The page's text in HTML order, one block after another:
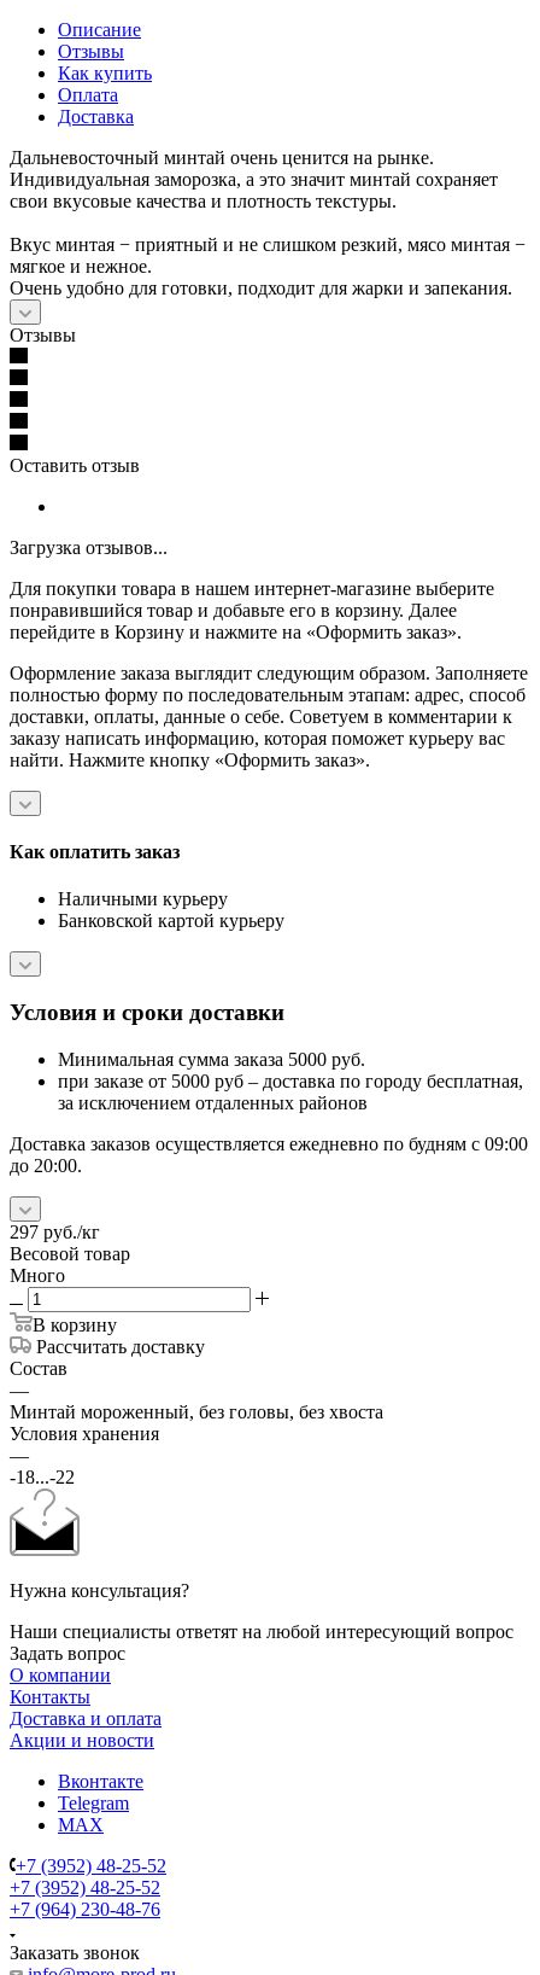
Описание
Отзывы
Как купить
Оплата
Доставка
Дальневосточный минтай очень ценится на рынке.
Индивидуальная заморозка, а это значит минтай сохраняет
свои вкусовые качества и плотность текстуры.
Вкус минтая − приятный и не слишком резкий, мясо минтая −
мягкое и нежное.
Очень удобно для готовки, подходит для жарки и запекания.
Отзывы
Оставить отзыв
Загрузка отзывов...
Для покупки товара в нашем интернет-магазине выберите
понравившийся товар и добавьте его в корзину. Далее
перейдите в Корзину и нажмите на «Оформить заказ».
Оформление заказа выглядит следующим образом. Заполняете
полностью форму по последовательным этапам: адрес, способ
доставки, оплаты, данные о себе. Советуем в комментарии к
заказу написать информацию, которая поможет курьеру вас
найти. Нажмите кнопку «Оформить заказ».
Как оплатить заказ
Наличными курьеру
Банковской картой курьеру
Условия и сроки доставки
Минимальная сумма заказа 5000 руб.
при заказе от 5000 руб – доставка по городу бесплатная,
за исключением отдаленных районов
Доставка заказов осуществляется ежедневно по будням с 09:00
до 20:00.
297 руб./кг
Весовой товар
Много
В корзину
Рассчитать доставку
Состав
—
Минтай мороженный, без головы, без хвоста
Условия хранения
—
-18...-22
Нужна консультация?
Наши специалисты ответят на любой интересующий вопрос
Задать вопрос
О компании
Контакты
Доставка и оплата
Акции и новости
Вконтакте
Telegram
MAX
+7 (3952) 48-25-52
+7 (3952) 48-25-52
+7 (964) 230-48-76
Заказать звонок